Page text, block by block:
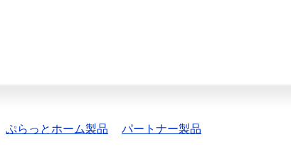
ぷらっとホーム製品 パートナー製品